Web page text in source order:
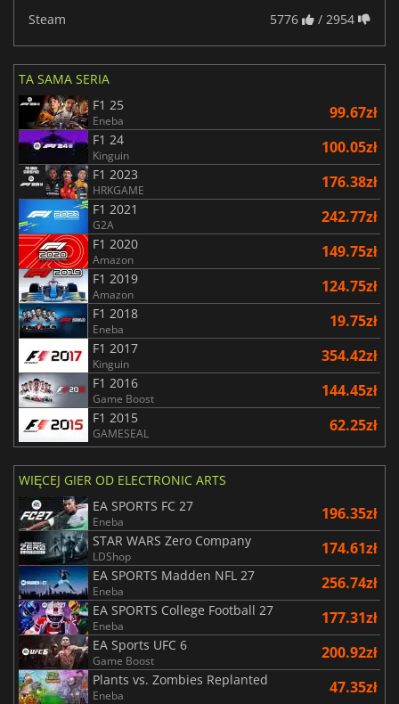
Steam 5776 / 2954
TA SAMA SERIA
F1 25
Eneba 99.67zł
F1 24
Kinguin 100.05zł
F1 2023
HRKGAME 176.38zł
F1 2021
G2A 242.77zł
F1 2020
Amazon 149.75zł
F1 2019
Amazon 124.75zł
F1 2018
Eneba 19.75zł
F1 2017
Kinguin 354.42zł
F1 2016
Game Boost 144.45zł
F1 2015
GAMESEAL 62.25zł
WIĘCEJ GIER OD ELECTRONIC ARTS
EA SPORTS FC 27
Eneba 196.35zł
STAR WARS Zero Company
LDShop 174.61zł
EA SPORTS Madden NFL 27
Eneba 256.74zł
EA SPORTS College Football 27
Eneba 177.31zł
EA Sports UFC 6
Game Boost 200.92zł
Plants vs. Zombies Replanted
Eneba 47.35zł